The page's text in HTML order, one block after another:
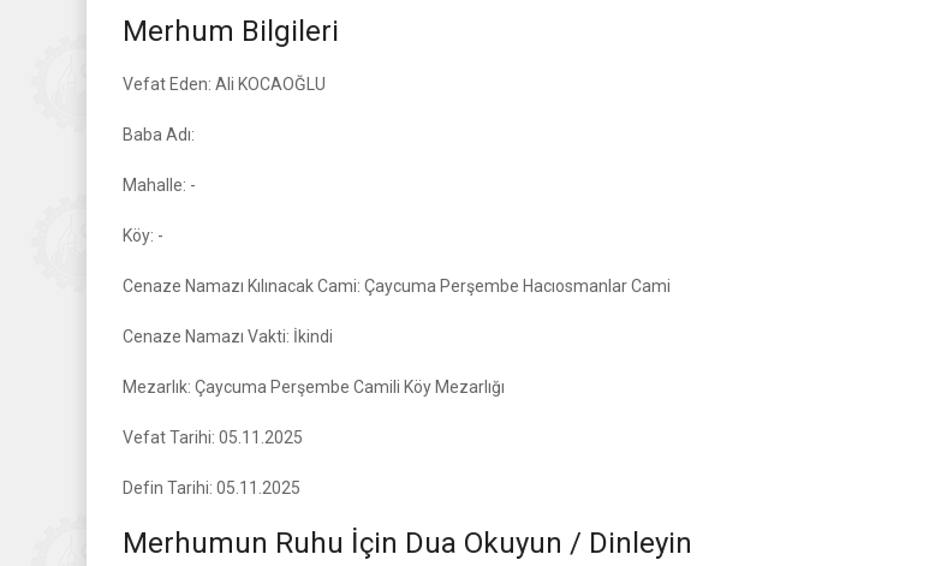
Merhum Bilgileri
Vefat Eden: Ali KOCAOĞLU
Baba Adı:
Mahalle: -
Köy: -
Cenaze Namazı Kılınacak Cami: Çaycuma Perşembe Hacıosmanlar Cami
Cenaze Namazı Vakti: İkindi
Mezarlık: Çaycuma Perşembe Camili Köy Mezarlığı
Vefat Tarihi: 05.11.2025
Defin Tarihi: 05.11.2025
Merhumun Ruhu İçin Dua Okuyun / Dinleyin